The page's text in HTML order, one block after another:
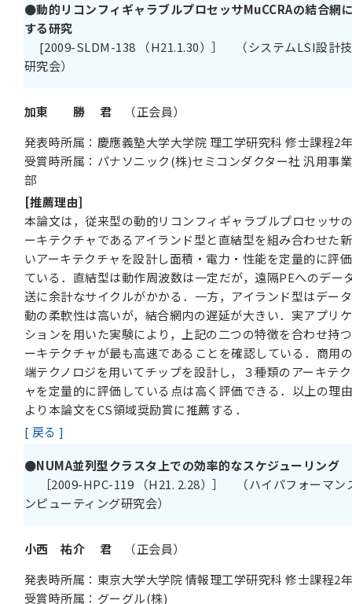
●動的リコンフィギャラブルプロセッサMuCCRAの結合網
する研究
[2009-SLDM-138 （H21.1.30）］ （システムLSI設計
研究会）
加東 勝 君 （正会員）
発表時所属：慶應義塾大学大学院 理工学研究科 修士課程2
受賞時所属：パナソニック(株)セミコンダクター社 汎用事
部
[推薦理由]
本論文は，従来型の動的リコンフィギャラブルプロセッサ
ーキテクチャであるアイランド型と直結型を組み合わせた
いアーキテクチャを設計し面積・電力・性能を定量的に評
ている．直結型は動作周波数は一定だが，遠隔PEへのデー
送に余計なサイクルがかかる．一方，アイランド型はデー
動の柔軟性は高いが，結合網内の遅延が大きい．実アプリ
ションを用いた実験により，上記の二つの特徴を合わせ持
ーキテクチャが最も高速であることを確認している．商用
端テクノロジを用いてチップを設計し，３種類のアーキテ
ャを定量的に評価している点は高く評価できる．以上の理
より本論文をCS領域奨励賞に推薦する．
[ 戻る ]
●NUMA並列型クラスタ上での効率的なスケジューリング
［2009-HPC-119 （H21. 2.28）］ （ハイパフォーマン
ンピューティング研究会）
小西 祐介 君 （正会員）
発表時所属：東京大学大学院 情報理工学研究科 修士課程2
受賞時所属：グーグル(株)